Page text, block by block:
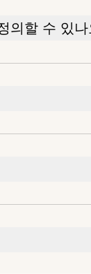
의할 수 있나